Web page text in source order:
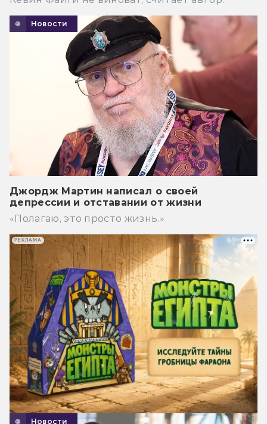
Новости
Джордж Мартин написал о своей
депрессии и отставании от жизни
«Полагаю, это просто жизнь.»
Новости
РЕКЛАМА